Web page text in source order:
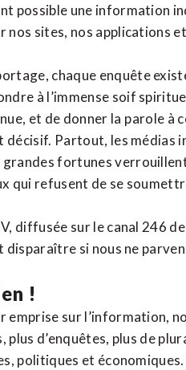
possible une information
nos sites, nos applications
chaque enquête
à l’immense soif
et de donner la parole à
décisif. Partout, les médias
fortunes
qui refusent de se
diffusée sur le canal 246
si nous ne
!
sur l’information,
d’enquêtes, plus de
politiques et économiques.